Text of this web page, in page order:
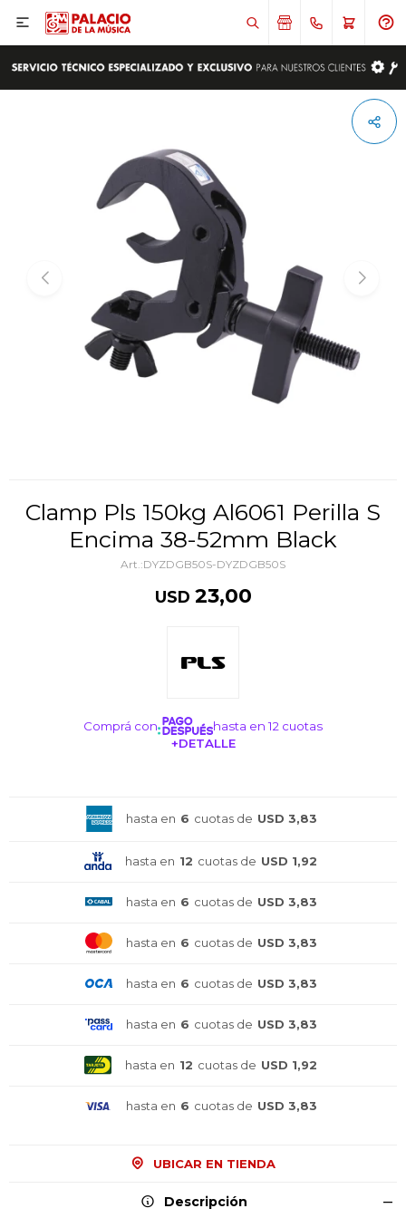

Clamp Pls 150kg Al6061 Perilla S
Encima 38-52mm Black
DYZDGB50S-DYZDGB50S
USD 23,00
Comprá con
hasta en 12 cuotas
+DETALLE
hasta en 6 cuotas de USD 3,83
hasta en 12 cuotas de USD 1,92
hasta en 6 cuotas de USD 3,83
hasta en 6 cuotas de USD 3,83
hasta en 6 cuotas de USD 3,83
hasta en 6 cuotas de USD 3,83
hasta en 12 cuotas de USD 1,92
hasta en 6 cuotas de USD 3,83
UBICAR EN TIENDA
Descripción
Comprá en 3 cuotas sin recargo o hasta en
* sujeto aprobación crediticia.
Comprá en 3 cuotas sin recargo o hasta en
* sujeto aprobación crediticia.
Comprá en 3 cuotas sin recargo o hasta en
* sujeto aprobación crediticia.